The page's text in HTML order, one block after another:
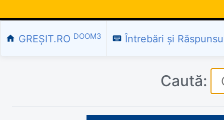
home GREȘIT.RO DOOM3 keyboard Întrebări și
Caută: